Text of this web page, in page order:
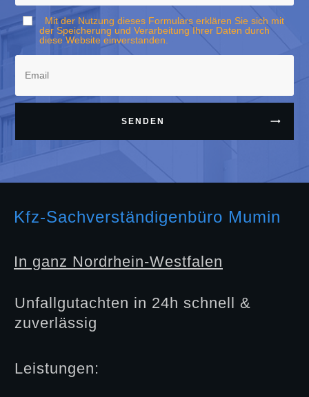
Mit der Nutzung dieses Formulars erklären Sie sich mit
der Speicherung und Verarbeitung Ihrer Daten durch
diese Website einverstanden.
SENDEN
Kfz-Sachverständigenbüro Mumin
In ganz Nordrhein-Westfalen
Unfallgutachten in 24h schnell &
zuverlässig
Leistungen: